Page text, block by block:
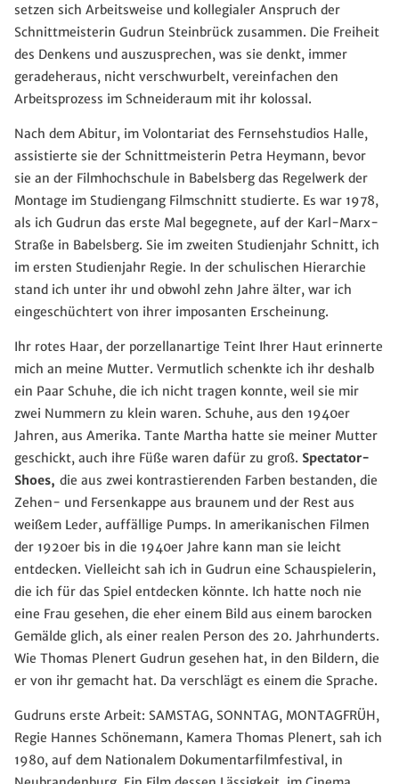
setzen sich Arbeitsweise und kollegialer Anspruch der
Schnittmeisterin Gudrun Steinbrück zusammen. Die Freiheit
des Denkens und auszusprechen, was sie denkt, immer
geradeheraus, nicht verschwurbelt, vereinfachen den
Arbeitsprozess im Schneideraum mit ihr kolossal.
Nach dem Abitur, im Volontariat des Fernsehstudios Halle,
assistierte sie der Schnittmeisterin Petra Heymann, bevor
sie an der Filmhochschule in Babelsberg das Regelwerk der
Montage im Studiengang Filmschnitt studierte. Es war 1978,
als ich Gudrun das erste Mal begegnete, auf der Karl-Marx-
Straße in Babelsberg. Sie im zweiten Studienjahr Schnitt, ich
im ersten Studienjahr Regie. In der schulischen Hierarchie
stand ich unter ihr und obwohl zehn Jahre älter, war ich
eingeschüchtert von ihrer imposanten Erscheinung.
Ihr rotes Haar, der porzellanartige Teint Ihrer Haut erinnerte
mich an meine Mutter. Vermutlich schenkte ich ihr deshalb
ein Paar Schuhe, die ich nicht tragen konnte, weil sie mir
zwei Nummern zu klein waren. Schuhe, aus den 1940er
Jahren, aus Amerika. Tante Martha hatte sie meiner Mutter
geschickt, auch ihre Füße waren dafür zu groß. Spectator-
Shoes, die aus zwei kontrastierenden Farben bestanden, die
Zehen- und Fersenkappe aus braunem und der Rest aus
weißem Leder, auffällige Pumps. In amerikanischen Filmen
der 1920er bis in die 1940er Jahre kann man sie leicht
entdecken. Vielleicht sah ich in Gudrun eine Schauspielerin,
die ich für das Spiel entdecken könnte. Ich hatte noch nie
eine Frau gesehen, die eher einem Bild aus einem barocken
Gemälde glich, als einer realen Person des 20. Jahrhunderts.
Wie Thomas Plenert Gudrun gesehen hat, in den Bildern, die
er von ihr gemacht hat. Da verschlägt es einem die Sprache.
Gudruns erste Arbeit: SAMSTAG, SONNTAG, MONTAGFRÜH,
Regie Hannes Schönemann, Kamera Thomas Plenert, sah ich
1980, auf dem Nationalem Dokumentarfilmfestival, in